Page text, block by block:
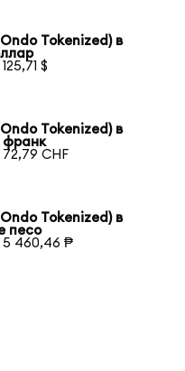
Tokenized) в
$
Tokenized) в
франк
72,79 CHF
Tokenized) в
песо
5 460,46 ₱